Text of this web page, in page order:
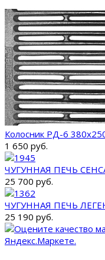
Колосник РД-6
1 650 руб.
ЧУГУННАЯ ПЕЧЬ
25 700 руб.
ЧУГУННАЯ ПЕЧЬ
25 190 руб.